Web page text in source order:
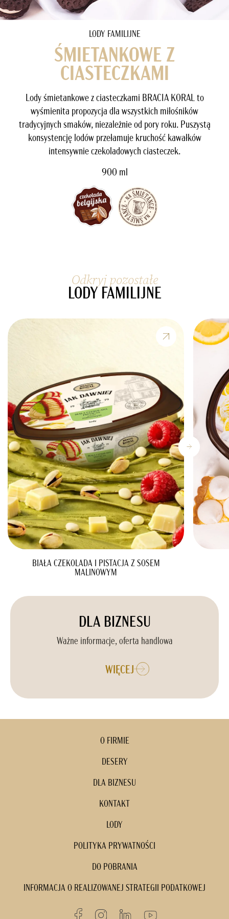
LODY FAMILIJNE
ŚMIETANKOWE Z
CIASTECZKAMI
Lody śmietankowe z ciasteczkami BRACIA KORAL to
wyśmienita propozycja dla wszystkich miłośników
tradycyjnych smaków, niezależnie od pory roku. Puszystą
konsystencję lodów przełamuje kruchość kawałków
intensywnie czekoladowych ciasteczek.
900 ml
Odkryj pozostałe
LODY FAMILIJNE
BIAŁA CZEKOLADA I PISTACJA Z SOSEM
MALINOWYM
DLA BIZNESU
Ważne informacje, oferta handlowa
WIĘCEJ
O FIRMIE
DESERY
DLA BIZNESU
KONTAKT
LODY
POLITYKA PRYWATNOŚCI
DO POBRANIA
INFORMACJA O REALIZOWANEJ STRATEGII PODATKOWEJ